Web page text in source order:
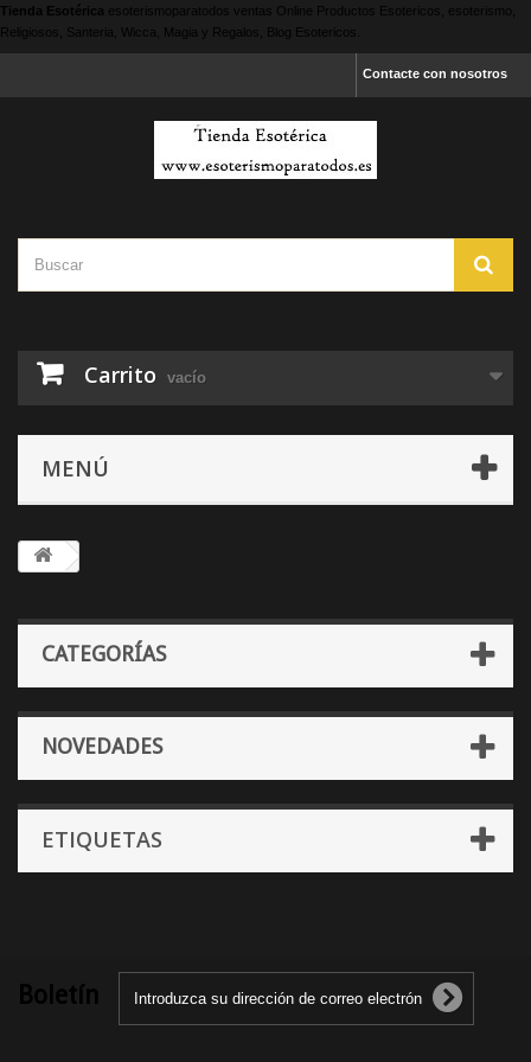
Tienda Esotérica esoterismoparatodos ventas Online Productos Esotericos, esoterismo,
Religiosos, Santeria, Wicca, Magia y Regalos, Blog Esotericos.
Contacte con nosotros
Carrito vacío
MENÚ
CATEGORÍAS
NOVEDADES
ETIQUETAS
Boletín